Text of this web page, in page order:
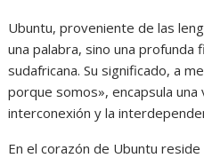
Ubuntu, proveniente de las
una palabra, sino una profunda
sudafricana. Su significado, a
porque somos», encapsula
interconexión y la
En el corazón de Ubuntu